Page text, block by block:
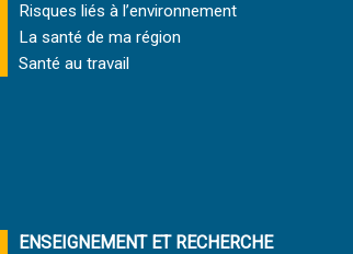
Risques liés à l’environnement
La santé de ma région
Santé au travail
ENSEIGNEMENT ET RECHERCHE